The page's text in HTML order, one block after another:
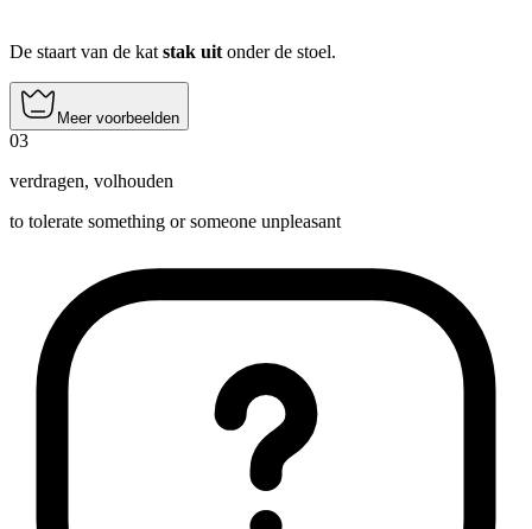
De staart van de kat stak uit onder de stoel.
Meer voorbeelden
03
verdragen, volhouden
to tolerate something or someone unpleasant